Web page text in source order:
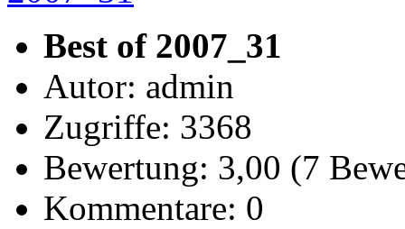
Best of 2007_31
Autor: admin
Zugriffe: 3368
Bewertung: 3,00 (7
Kommentare: 0